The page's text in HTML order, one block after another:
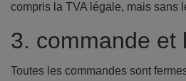
compris la TVA légale, mais sans
3. commande et
Toutes les commandes sont